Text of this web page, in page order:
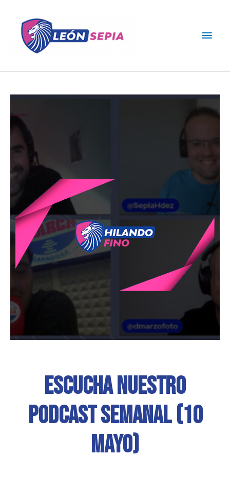
Escucha nuestro
podcast semanal (10
mayo)